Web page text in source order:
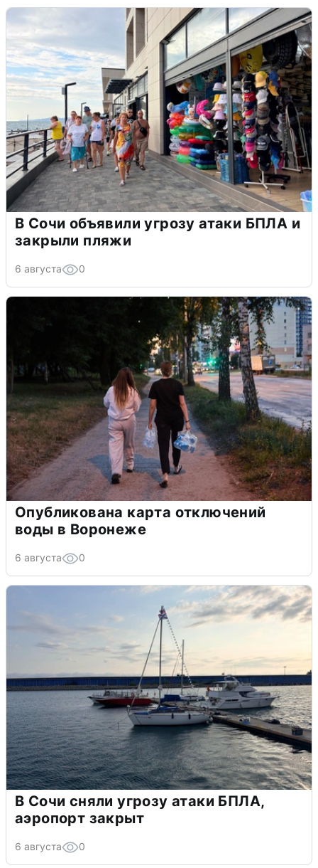
В Сочи объявили угрозу атаки БПЛА и
закрыли пляжи
6 августа 0
Опубликована карта отключений
воды в Воронеже
6 августа 0
В Сочи сняли угрозу атаки БПЛА,
аэропорт закрыт
6 августа 0